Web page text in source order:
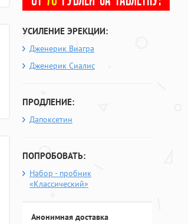
УСИЛЕНИЕ ЭРЕКЦИИ:
Дженерик Виагра
Дженерик Сиалис
ПРОДЛЕНИЕ:
Дапоксетин
ПОПРОБОВАТЬ:
Набор - пробник
«Классический»
Анонимная доставка